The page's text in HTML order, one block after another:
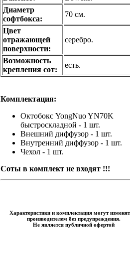
Диаметр
софтбокса:
70 см.
Цвет
отражающей
поверхности:
серебро.
Возможность
крепления сот:
есть.
Комплектация:
Октобокс YongNuo YN70K
быстроскладной - 1 шт.
Внешний диффузор - 1 шт.
Внутренний диффузор - 1 шт.
Чехол - 1 шт.
Соты в комплект не входят !!!
Характеристики и комплектация могут
производителем без предупреждения.
Не является публичной офертой